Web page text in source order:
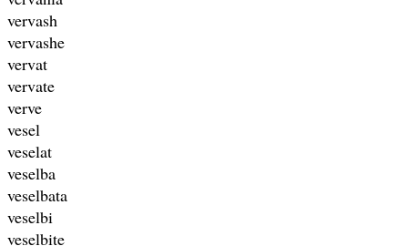
vervash
vervashe
vervat
vervate
verve
vesel
veselat
veselba
veselbata
veselbi
veselbite